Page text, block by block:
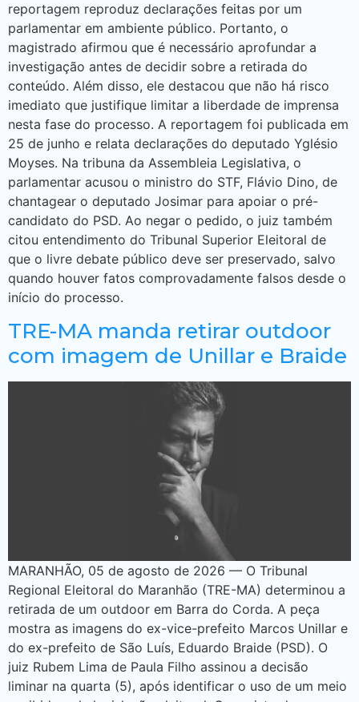
reportagem reproduz declarações feitas por um
parlamentar em ambiente público. Portanto, o
magistrado afirmou que é necessário aprofundar a
investigação antes de decidir sobre a retirada do
conteúdo. Além disso, ele destacou que não há risco
imediato que justifique limitar a liberdade de imprensa
nesta fase do processo. A reportagem foi publicada em
25 de junho e relata declarações do deputado Yglésio
Moyses. Na tribuna da Assembleia Legislativa, o
parlamentar acusou o ministro do STF, Flávio Dino, de
chantagear o deputado Josimar para apoiar o pré-
candidato do PSD. Ao negar o pedido, o juiz também
citou entendimento do Tribunal Superior Eleitoral de
que o livre debate público deve ser preservado, salvo
quando houver fatos comprovadamente falsos desde o
início do processo.
TRE-MA manda retirar outdoor
com imagem de Unillar e Braide
MARANHÃO, 05 de agosto de 2026 — O Tribunal
Regional Eleitoral do Maranhão (TRE-MA) determinou a
retirada de um outdoor em Barra do Corda. A peça
mostra as imagens do ex-vice-prefeito Marcos Unillar e
do ex-prefeito de São Luís, Eduardo Braide (PSD). O
juiz Rubem Lima de Paula Filho assinou a decisão
liminar na quarta (5), após identificar o uso de um meio